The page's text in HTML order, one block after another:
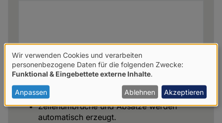
Keine HTML-Tags erlaubt.
Zeilenumbrüche und Absätze werden
automatisch erzeugt.
Verwendung
von
personenbezogenen
Daten
Wir verwenden Cookies und verarbeiten
personenbezogene Daten für die folgenden Zwecke:
Funktional & Eingebettete externe Inhalte.
Anpassen Ablehnen Akzeptieren